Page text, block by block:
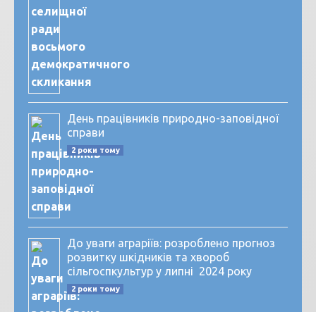
День працівників природно-заповідної
справи
2 роки тому
До уваги аграріїв: розроблено прогноз
розвитку шкідників та хвороб
сільгоспкультур у липні 2024 року
2 роки тому